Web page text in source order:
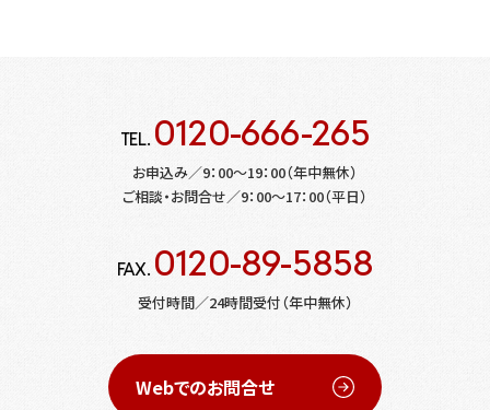
TEL. 0120-666-265
お申込み／9：00～19：00（年中無休）
ご相談・お問合せ／9：00～17：00（平日）
FAX. 0120-89-5858
受付時間／24時間受付（年中無休）
Webでのお問合せ